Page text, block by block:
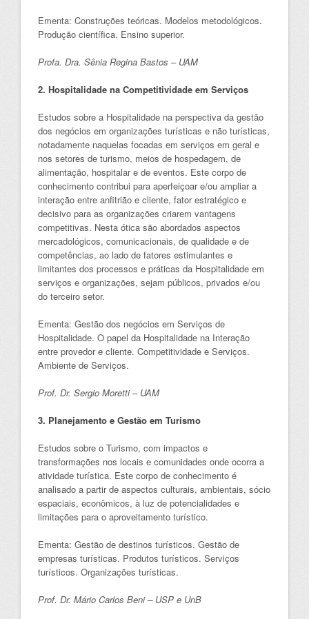
Ementa: Construções teóricas. Modelos metodológicos.
Produção científica. Ensino superior.
Profa. Dra. Sênia Regina Bastos – UAM
2. Hospitalidade na Competitividade em Serviços
Estudos sobre a Hospitalidade na perspectiva da gestão
dos negócios em organizações turísticas e não turísticas,
notadamente naquelas focadas em serviços em geral e
nos setores de turismo, meios de hospedagem, de
alimentação, hospitalar e de eventos. Este corpo de
conhecimento contribui para aperfeiçoar e/ou ampliar a
interação entre anfitrião e cliente, fator estratégico e
decisivo para as organizações criarem vantagens
competitivas. Nesta ótica são abordados aspectos
mercadológicos, comunicacionais, de qualidade e de
competências, ao lado de fatores estimulantes e
limitantes dos processos e práticas da Hospitalidade em
serviços e organizações, sejam públicos, privados e/ou
do terceiro setor.
Ementa: Gestão dos negócios em Serviços de
Hospitalidade. O papel da Hospitalidade na Interação
entre provedor e cliente. Competitividade e Serviços.
Ambiente de Serviços.
Prof. Dr. Sergio Moretti – UAM
3. Planejamento e Gestão em Turismo
Estudos sobre o Turismo, com impactos e
transformações nos locais e comunidades onde ocorra a
atividade turística. Este corpo de conhecimento é
analisado a partir de aspectos culturais, ambientais, sócio
espaciais, econômicos, à luz de potencialidades e
limitações para o aproveitamento turístico.
Ementa: Gestão de destinos turísticos. Gestão de
empresas turísticas. Produtos turísticos. Serviços
turísticos. Organizações turísticas.
Prof. Dr. Mário Carlos Beni – USP e UnB